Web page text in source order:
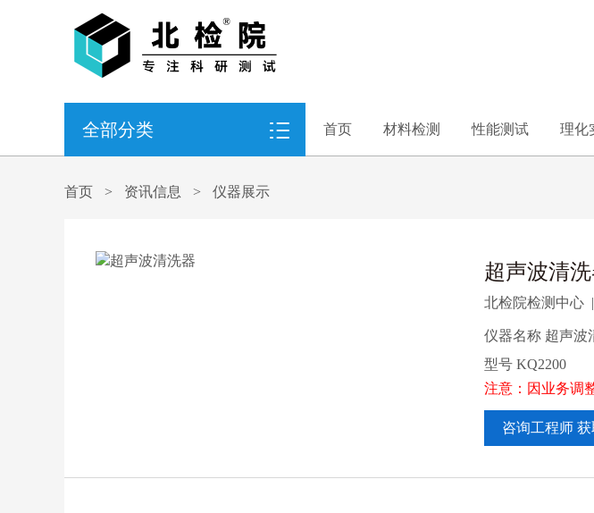
全部分类 首页 材料检测 性能测试 理化
首页 > 资讯信息 > 仪器展示
超声波清
北检院检测中心|
仪器名称 超声波
型号 KQ2200
注意：因业务调
咨询工程师